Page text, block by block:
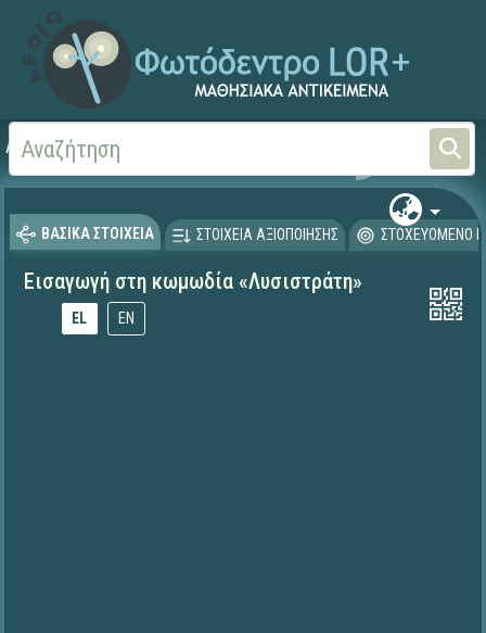
Αρχική
ΒΑΣΙΚΑ ΣΤΟΙΧΕΙΑ ΣΤΟΙΧΕΙΑ ΑΞΙΟΠΟΙΗΣΗΣ ΣΤΟΧΕΥΟΜΕΝΟ
Εισαγωγή στη κωμωδία «Λυσιστράτη»
EL EN